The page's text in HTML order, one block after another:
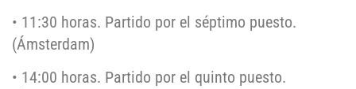
• 11:30 horas. Partido por el séptimo puesto.
(Ámsterdam)
• 14:00 horas. Partido por el quinto puesto.